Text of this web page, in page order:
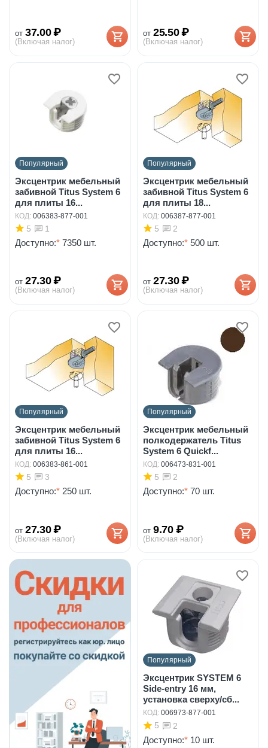
от 37.00 ₽
(Включая налог)
от 25.50 ₽
(Включая налог)
Популярный
Эксцентрик мебельный
забивной Titus System 6
для плиты 16...
КОД: 006383-877-001
5 1
Доступно:* 7350 шт.
от 27.30 ₽
(Включая налог)
Популярный
Эксцентрик мебельный
забивной Titus System 6
для плиты 18...
КОД: 006387-877-001
5 2
Доступно:* 500 шт.
от 27.30 ₽
(Включая налог)
Популярный
Эксцентрик мебельный
забивной Titus System 6
для плиты 16...
КОД: 006383-861-001
5 3
Доступно:* 250 шт.
от 27.30 ₽
(Включая налог)
Популярный
Эксцентрик мебельный
полкодержатель Titus
System 6 Quickf...
КОД: 006473-831-001
5 2
Доступно:* 70 шт.
от 9.70 ₽
(Включая налог)
Популярный
Эксцентрик SYSTEM 6
Side-entry 16 мм,
установка сверху/сб...
КОД: 006973-877-001
5 2
Доступно:* 10 шт.